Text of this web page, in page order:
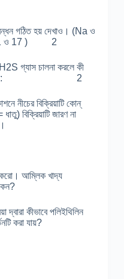
গঠিত হয় দেখাও। (Na ও
11 ও 17 ) 2
গ্যাস চালনা করলে কী
সহ লেখো: 2
নীচের বিক্রিয়াটি কোন্
বিক্রিয়াটি জারণ না
করো। আম্লিক খাদ্য
দ্বারা কীভাবে পলিইথিলিন
করা যায়?